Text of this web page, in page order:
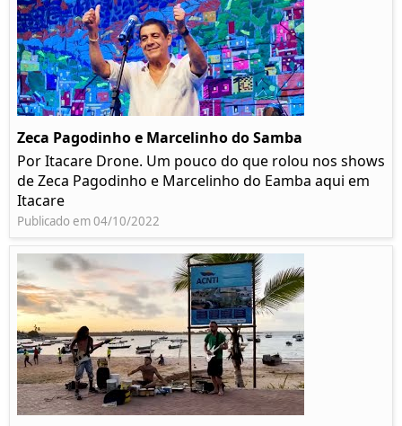
Zeca Pagodinho e Marcelinho do Samba
Por Itacare Drone. Um pouco do que rolou nos shows
de Zeca Pagodinho e Marcelinho do Eamba aqui em
Itacare
Publicado em 04/10/2022